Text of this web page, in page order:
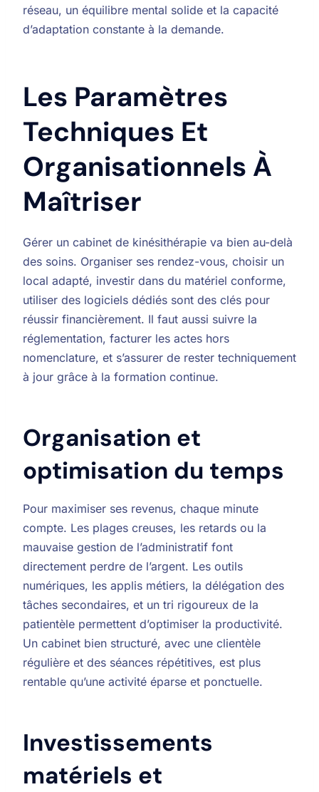
réseau, un équilibre mental solide et la capacité
d’adaptation constante à la demande.
Les Paramètres
Techniques Et
Organisationnels À
Maîtriser
Gérer un cabinet de kinésithérapie va bien au-delà
des soins. Organiser ses rendez-vous, choisir un
local adapté, investir dans du matériel conforme,
utiliser des logiciels dédiés sont des clés pour
réussir financièrement. Il faut aussi suivre la
réglementation, facturer les actes hors
nomenclature, et s’assurer de rester techniquement
à jour grâce à la formation continue.
Organisation et
optimisation du temps
Pour maximiser ses revenus, chaque minute
compte. Les plages creuses, les retards ou la
mauvaise gestion de l’administratif font
directement perdre de l’argent. Les outils
numériques, les applis métiers, la délégation des
tâches secondaires, et un tri rigoureux de la
patientèle permettent d’optimiser la productivité.
Un cabinet bien structuré, avec une clientèle
régulière et des séances répétitives, est plus
rentable qu’une activité éparse et ponctuelle.
Investissements
matériels et